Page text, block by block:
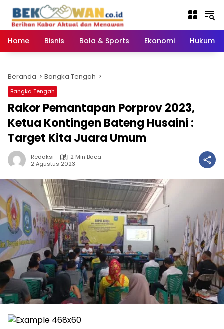
konten
Home
Bisnis Bola & Sports Ekonomi Hukum
Beranda Bangka Tengah
Bangka Tengah
Rakor Pemantapan Porprov 2023,
Ketua Kontingen Bateng Husaini :
Target Kita Juara Umum
Redaksi
2 Min Baca
2 Agustus 2023